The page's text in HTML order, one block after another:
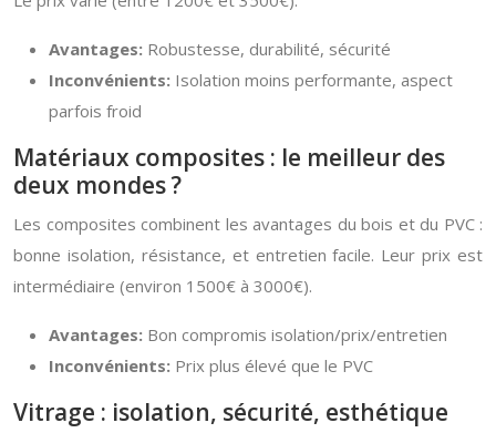
Avantages: Robustesse, durabilité, sécurité
Inconvénients: Isolation moins performante, aspect
parfois froid
Matériaux composites : le meilleur des
deux mondes ?
Les composites combinent les avantages du bois et du PVC :
bonne isolation, résistance, et entretien facile. Leur prix est
intermédiaire (environ 1500€ à 3000€).
Avantages: Bon compromis isolation/prix/entretien
Inconvénients: Prix plus élevé que le PVC
Vitrage : isolation, sécurité, esthétique